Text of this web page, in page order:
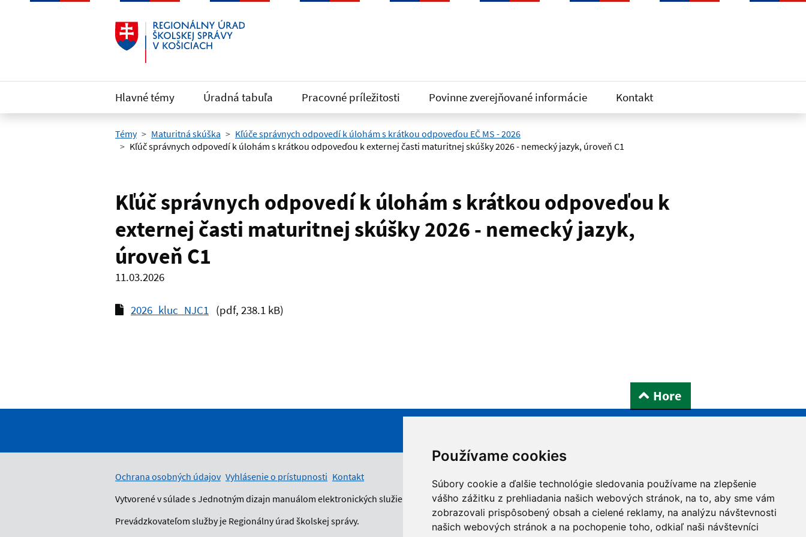
Používame cookies
Súbory cookie a ďalšie technológie sledovania používame na zlepšenie
vášho zážitku z prehliadania našich webových stránok, na to, aby sme vám
zobrazovali prispôsobený obsah a cielené reklamy, na analýzu návštevnosti
našich webových stránok a na pochopenie toho, odkiaľ naši návštevníci
Preskočiť na hlavný obsah
Hlavné témy Úradná tabuľa Pracovné príležitosti Povinne zverejňované informácie Kontakt
Témy Maturitná skúška
Kľúče správnych odpovedí k úlohám s krátkou odpoveďou EČ MS - 2026
Kľúč správnych odpovedí k úlohám s krátkou odpoveďou k externej časti maturitnej skúšky 2026 - nemecký jazyk, úroveň C1
Kľúč správnych odpovedí k úlohám s krátkou odpoveďou k
externej časti maturitnej skúšky 2026 - nemecký jazyk,
úroveň C1
11.03.2026
2026_kluc_NJC1 (pdf, 238.1 kB)
Hore
Ochrana osobných údajov Vyhlásenie o prístupnosti Kontakt
Vytvorené v súlade s Jednotným dizajn manuálom elektronických služieb.
Prevádzkovateľom služby je Regionálny úrad školskej správy.